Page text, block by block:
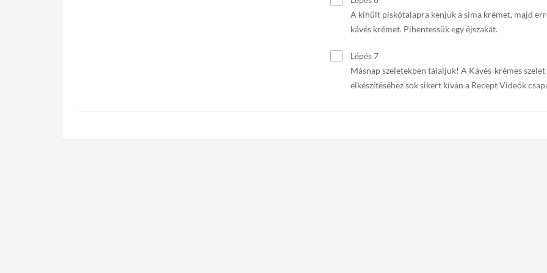
A kihűlt piskótalapra kenjük a sima krémet, majd
kávés krémet. Pihentessük egy éjszakát.
Lépés 7
Másnap szeletekben tálaljuk! A Kávés-krémes szelet
elkészítéséhez sok sikert kíván a Recept Videók